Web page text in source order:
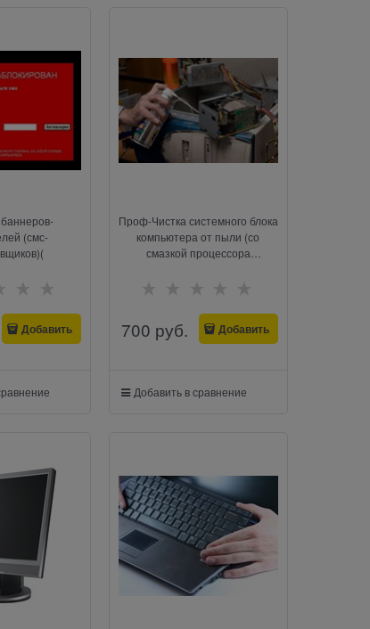
(смс-
Добавить
Проф-Чистка системного блока
компьютера от пыли (со
смазкой процессора
700 руб. Добавить
Добавить в сравнение